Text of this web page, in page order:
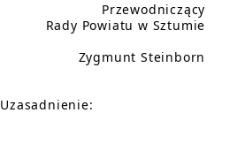
Przewodniczący
Rady Powiatu w Sztumie
Zygmunt Steinborn
Uzasadnienie: